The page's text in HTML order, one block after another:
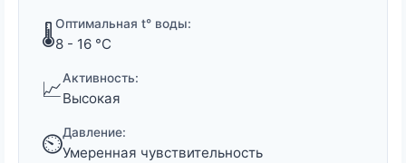
🌡️Оптимальная t° воды:
8 - 16 °C
📈Активность:
Высокая
⏲️Давление:
Умеренная чувствительность